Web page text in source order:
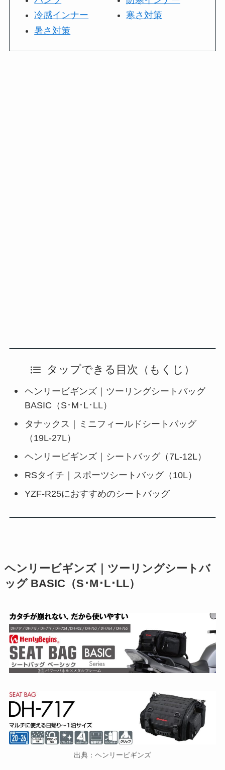
冷感インナー
暑さ対策
寒さ対策
タップできる目次（もくじ）
ヘンリービギンズ｜ツーリングシートバッグ
BASIC（S･M･L･LL）
タナックス｜ミニフィールドシートバッグ
（19L-27L）
ヘンリービギンズ｜シートバッグ（7L-12L）
RSタイチ｜スポーツシートバッグ（10L）
YZF-R25におすすめのシートバッグ
ヘンリービギンズ｜ツーリングシートバ
ッグ BASIC（S･M･L･LL）
出典：ヘンリービギンズ